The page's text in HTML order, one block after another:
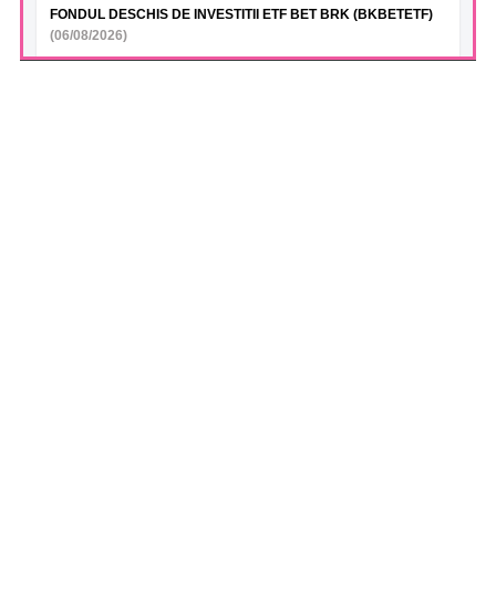
FONDUL DESCHIS DE INVESTITII ETF BET BRK (BKBETETF)
(06/08/2026)
VAN la data 05.08.2026